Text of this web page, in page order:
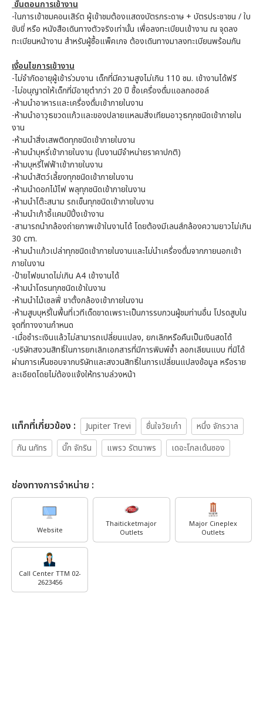
ขั้นตอนการเข้างาน
-ในการเข้าชมคอนเสิร์ต ผู้เข้าชมต้องแสดงบัตรกระดาษ + บัตรประชาชน / ใบ
ขับขี่ หรือ หนังสือเดินทางตัวจริงเท่านั้น เพื่อลงทะเบียนเข้างาน ณ จุดลง
ทะเบียนหน้างาน สำหรับผู้ซื้อแพ็คเกจ ต้องเดินทางมาลงทะเบียนพร้อมกัน
เงื่อนไขการเข้างาน
-ไม่จำกัดอายุผู้เข้าร่วมงาน เด็กที่มีความสูงไม่เกิน 110 ซม. เข้างานได้ฟรี
-ไม่อนุญาตให้เด็กที่มีอายุตำกว่า 20 ปี ซื้อเครื่องดื่มแอลกอฮอล์
-ห้ามนำอาหารและเครื่องดื่มเข้าภายในงาน
-ห้ามนำอาวุธขวดแก้วและของปลายแหลมสิ่งเทียมอาวุธทุกชนิดเข้าภายใน
งาน
-ห้ามนำสิ่งเสพติดทุกชนิดเข้าภายในงาน
-ห้ามนำบุหรี่เข้าภายในงาน (ในงานมีจำหน่ายราคาปกติ)
-ห้ามบุหรี่ไฟฟ้าเข้าภายในงาน
-ห้ามนำสัตว์เลี้ยงทุกชนิดเข้าภายในงาน
-ห้ามนำดอกไม้ไฟ พลุทุกชนิดเข้าภายในงาน
-ห้ามนำโต๊ะสนาม รถเข็นทุกชนิดเข้าภายในงาน
-ห้ามนำเก้าอี้แคมป์ปิ้งเข้างาน
-สามารถนำกล้องถ่ายภาพเข้าในงานได้ โดยต้องมีเลนส์กล้องความยาวไม่เกิน
30 cm.
-ห้ามนำแก้วเปล่าทุกชนิดเข้าภายในงานและไม่นำเครื่องดื่มจากภายนอกเข้า
ภายในงาน
-ป้ายไฟขนาดไม่เกิน A4 เข้างานได้
-ห้ามนำโดรนทุกชนิดเข้าในงาน
-ห้ามนำไม้เซลฟี่ ขาตั้งกล้องเข้าภายในงาน
-ห้ามสูบบุหรี่ในพื้นที่เวทีเด็ดขาดเพราะเป็นการรบกวนผู้ชมท่านอื่น โปรดสูบใน
จุดที่ทางงานกำหนด
-เมื่อชำระเงินแล้วไม่สามารถเปลี่ยนแปลง, ยกเลิกหรือคืนเป็นเงินสดได้
-บริษัทสงวนสิทธิ์ในการยกเลิกเอกสารที่มีการพิมพ์ซ้ำ ลอกเลียนแบบ ที่มิได้
ผ่านการเห็นชอบจากบริษัทและสงวนสิทธิ์ในการเปลี่ยนแปลงข้อมูล หรือราย
ละเอียดโดยไม่ต้องแจ้งให้ทราบล่วงหน้า
เเท็กที่เกี่ยวข้อง : Jupiter Trevi ชื่นใจวัยเก๋า
หนึ่ง จักรวาล
กัน นภัทร
บิ๊ก จักริน แพรว รัตนาพร เดอะโกลเด้นซอง
ช่องทางการจำหน่าย :
Website
Thaiticketmajor
Outlets
Major Cineplex
Outlets
Call Center TTM 02-
2623456